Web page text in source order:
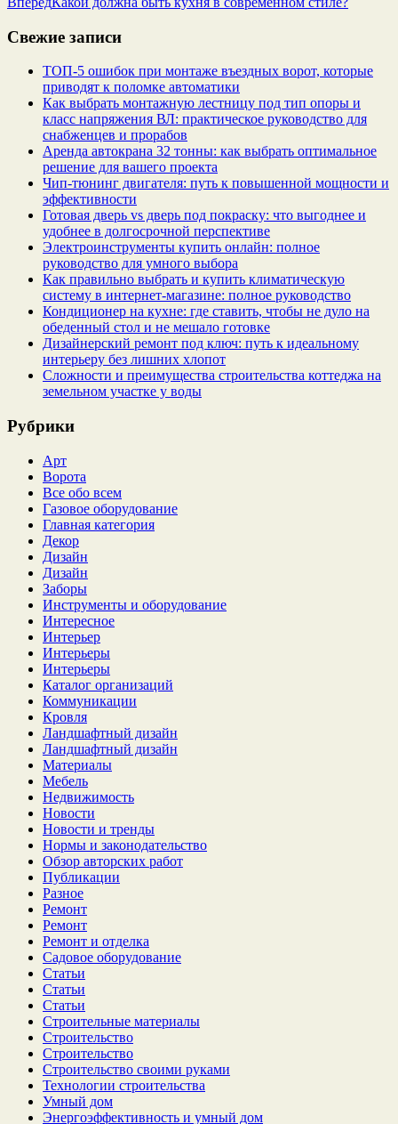
Свежие записи
ТОП-5 ошибок при монтаже въездных ворот, которые
приводят к поломке автоматики
Как выбрать монтажную лестницу под тип опоры и
класс напряжения ВЛ: практическое руководство для
снабженцев и прорабов
Аренда автокрана 32 тонны: как выбрать оптимальное
решение для вашего проекта
Чип‑тюнинг двигателя: путь к повышенной мощности и
эффективности
Готовая дверь vs дверь под покраску: что выгоднее и
удобнее в долгосрочной перспективе
Электроинструменты купить онлайн: полное
руководство для умного выбора
Как правильно выбрать и купить климатическую
систему в интернет‑магазине: полное руководство
Кондиционер на кухне: где ставить, чтобы не дуло на
обеденный стол и не мешало готовке
Дизайнерский ремонт под ключ: путь к идеальному
интерьеру без лишних хлопот
Сложности и преимущества строительства коттеджа на
земельном участке у воды
Рубрики
Арт
Ворота
Все обо всем
Газовое оборудование
Главная категория
Декор
Дизайн
Дизайн
Заборы
Инструменты и оборудование
Интересное
Интерьер
Интерьеры
Интерьеры
Каталог организаций
Коммуникации
Кровля
Ландшафтный дизайн
Ландшафтный дизайн
Материалы
Мебель
Недвижимость
Новости
Новости и тренды
Нормы и законодательство
Обзор авторских работ
Публикации
Разное
Ремонт
Ремонт
Ремонт и отделка
Садовое оборудование
Статьи
Статьи
Статьи
Строительные материалы
Строительство
Строительство
Строительство своими руками
Технологии строительства
Умный дом
Энергоэффективность и умный дом